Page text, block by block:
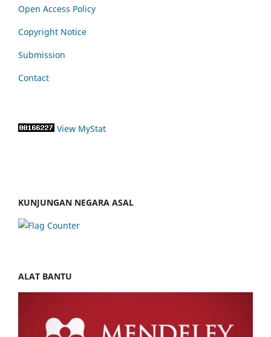
Open Access Policy
Copyright Notice
Submission
Contact
View MyStat
KUNJUNGAN NEGARA ASAL
ALAT BANTU